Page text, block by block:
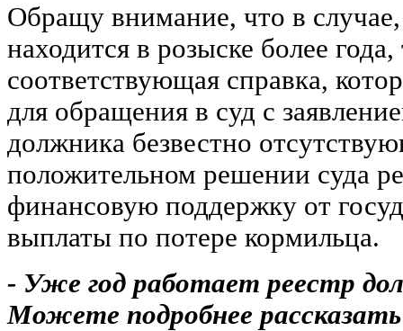
Обращу внимание, что в
находится в розыске более
соответствующая справка,
для обращения в суд с
должника безвестно
положительном решении суда
финансовую поддержку от
выплаты по потере кормильца.
- Уже год работает реестр
Можете подробнее